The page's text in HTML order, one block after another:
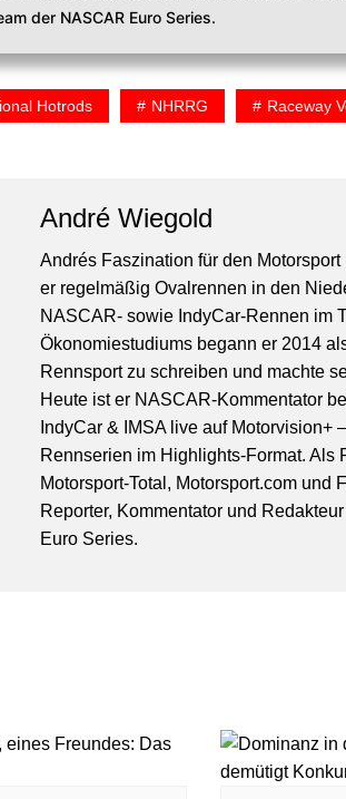
der NASCAR Euro Series.
Hotrods NHRRG Raceway
André Wiegold
Andrés Faszination für den
er regelmäßig Ovalrennen in den
NASCAR- sowie IndyCar-Rennen im
Ökonomiestudiums begann er 2014
Rennsport zu schreiben und machte
Heute ist er NASCAR-Kommentator
IndyCar & IMSA live auf Motorvision+
Rennserien im Highlights-Format. Als
Motorsport-Total, Motorsport.com und
Reporter, Kommentator und
Euro Series.